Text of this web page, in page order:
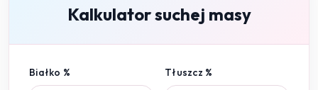
Kalkulator suchej masy
Białko % Tłuszcz %